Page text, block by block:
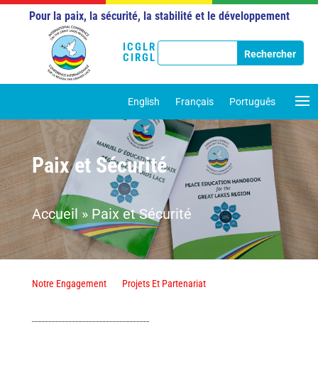
ICGLR
CIRGL
Pour la paix, la sécurité, la stabilité et le développement
English Français Português
Paix et Sécurité
Accueil » Paix et Sécurité
Notre Engagement Projets Et Partenariat